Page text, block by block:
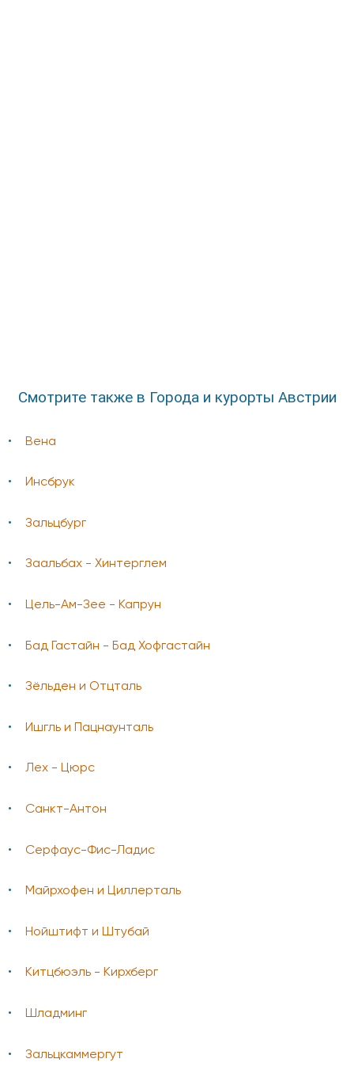
Смотрите также в Города и курорты Австрии
Вена
Инсбрук
Зальцбург
Заальбах - Хинтерглем
Цель-Ам-Зее - Капрун
Бад Гаcтайн - Бад Хофгастайн
Зёльден и Отцталь
Ишгль и Пацнаунталь
Лех - Цюрс
Санкт-Антон
Серфаус-Фис-Ладис
Майрхофен и Циллерталь
Нойштифт и Штубай
Китцбюэль - Кирхберг
Шладминг
Зальцкаммергут